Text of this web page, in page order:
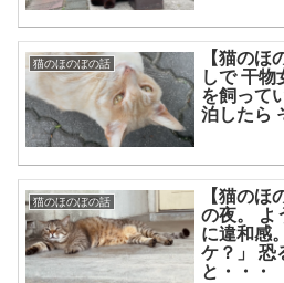
猫のほのぼの話
【猫のほ
しで 干物
を飼って
泊したら
猫のほのぼの話
【猫のほ
の夜。 よ
に違和感
ケ？」 恐
と・・・